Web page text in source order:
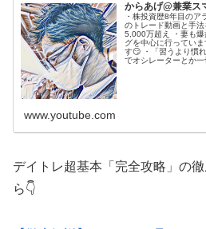
からあげ@兼業ス
・株投資歴8年目のア
のトレード動画と手法
5,000万超え ・妻も爆
グを中心に行ってい
す😏 ・「習うより慣
でオシレーターとか一
www.youtube.com
デイトレ超基本「完全攻略」の
ら👇